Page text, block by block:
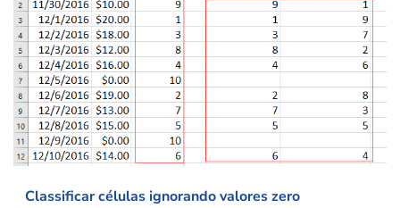
Classificar células ignorando valores zero